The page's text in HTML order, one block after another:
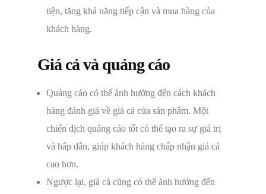
tiện, tăng khả năng tiếp cận và mua hàng của
khách hàng.
Giá cả và quảng cáo
Quảng cáo có thể ảnh hưởng đến cách khách
hàng đánh giá về giá cả của sản phẩm. Một
chiến dịch quảng cáo tốt có thể tạo ra sự giá trị
và hấp dẫn, giúp khách hàng chấp nhận giá cả
cao hơn.
Ngược lại, giá cả cũng có thể ảnh hưởng đến